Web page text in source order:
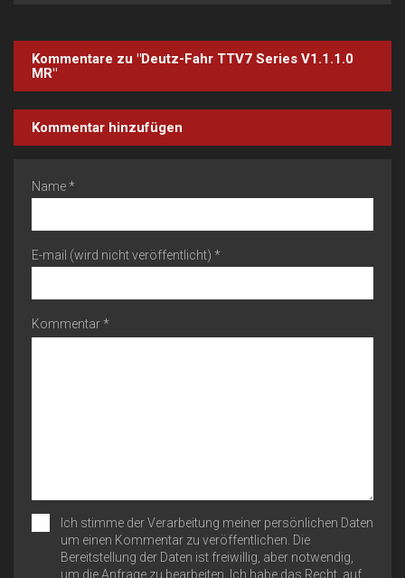
Kommentare zu "Deutz-Fahr TTV7 Series V1.1.1.0
MR"
Kommentar hinzufügen
Name *
E-mail (wird nicht veröffentlicht) *
Kommentar *
Ich stimme der Verarbeitung meiner persönlichen Daten
um einen Kommentar zu veröffentlichen. Die
Bereitstellung der Daten ist freiwillig, aber notwendig,
um die Anfrage zu bearbeiten. Ich habe das Recht, auf